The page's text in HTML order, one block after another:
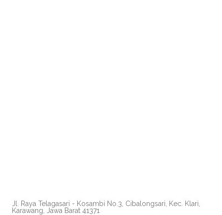
Jl. Raya Telagasari - Kosambi No.3, Cibalongsari, Kec. Klari,
Karawang, Jawa Barat 41371